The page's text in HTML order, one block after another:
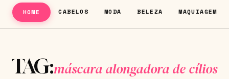
HOME CABELOS MODA BELEZA MAQUIAGEM
TAG:máscara alongadora de cílios